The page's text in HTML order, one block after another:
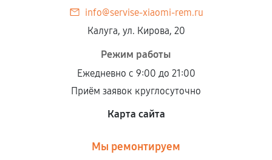
info@servise-xiaomi-rem.ru
Калуга, ул. Кирова, 20
Режим работы
Ежедневно с 9:00 до 21:00
Приём заявок круглосуточно
Карта сайта
Мы ремонтируем